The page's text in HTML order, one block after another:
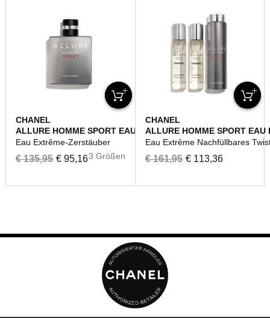
CHANEL
ALLURE HOMME SPORT EAU EXTRÊME
Eau Extrême-Zerstäuber
€ 95,16
€ 135,95 3 Größen
CHANEL
ALLURE HOMME SPORT EAU
Eau Extrême Nachfüllbares
€ 113,36
€ 161,95